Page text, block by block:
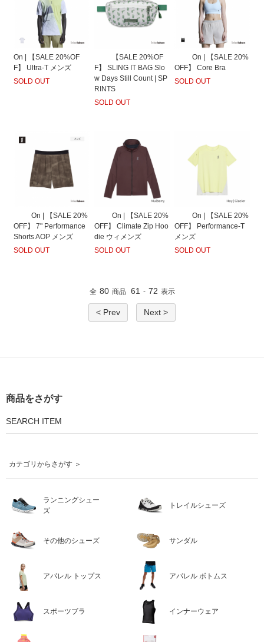
On | 【SALE 20%OF
F】 Ultra-T メンズ
SOLD OUT
【SALE 20%OF
F】 SLING IT BAG Slo
w Days Still Count | SP
RINTS
SOLD OUT
On | 【SALE 20%
OFF】 Core Bra
SOLD OUT
On | 【SALE 20%
OFF】 7" Performance
Shorts AOP メンズ
SOLD OUT
On | 【SALE 20%
OFF】 Climate Zip Hoo
die ウィメンズ
SOLD OUT
On | 【SALE 20%
OFF】 Performance-T
メンズ
SOLD OUT
全 80 商品 61 - 72 表示
< Prev Next >
商品をさがす
SEARCH ITEM
カテゴリからさがす ＞
ランニングシュー
ズ
トレイルシューズ
その他のシューズ サンダル
アパレル トップス アパレル ボトムス
スポーツブラ インナーウェア